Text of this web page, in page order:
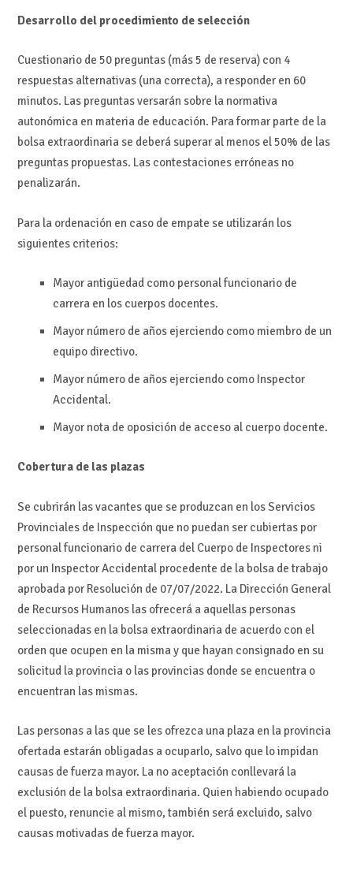
Desarrollo del procedimiento de selección
Cuestionario de 50 preguntas (más 5 de reserva) con 4
respuestas alternativas (una correcta), a responder en 60
minutos. Las preguntas versarán sobre la normativa
autonómica en materia de educación. Para formar parte de la
bolsa extraordinaria se deberá superar al menos el 50% de las
preguntas propuestas. Las contestaciones erróneas no
penalizarán.
Para la ordenación en caso de empate se utilizarán los
siguientes criterios:
Mayor antigüedad como personal funcionario de
carrera en los cuerpos docentes.
Mayor número de años ejerciendo como miembro de un
equipo directivo.
Mayor número de años ejerciendo como Inspector
Accidental.
Mayor nota de oposición de acceso al cuerpo docente.
Cobertura de las plazas
Se cubrirán las vacantes que se produzcan en los Servicios
Provinciales de Inspección que no puedan ser cubiertas por
personal funcionario de carrera del Cuerpo de Inspectores ni
por un Inspector Accidental procedente de la bolsa de trabajo
aprobada por Resolución de 07/07/2022. La Dirección General
de Recursos Humanos las ofrecerá a aquellas personas
seleccionadas en la bolsa extraordinaria de acuerdo con el
orden que ocupen en la misma y que hayan consignado en su
solicitud la provincia o las provincias donde se encuentra o
encuentran las mismas.
Las personas a las que se les ofrezca una plaza en la provincia
ofertada estarán obligadas a ocuparlo, salvo que lo impidan
causas de fuerza mayor. La no aceptación conllevará la
exclusión de la bolsa extraordinaria. Quien habiendo ocupado
el puesto, renuncie al mismo, también será excluido, salvo
causas motivadas de fuerza mayor.